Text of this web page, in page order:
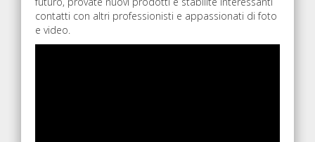
contatti con altri professionisti e appassionati di foto
e video.